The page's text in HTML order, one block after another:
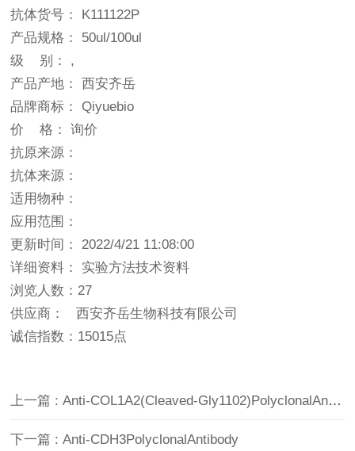
抗体货号： K111122P
产品规格： 50ul/100ul
级 别： ,
产品产地： 西安齐岳
品牌商标： Qiyuebio
价 格： 询价
抗原来源：
抗体来源：
适用物种：
应用范围：
更新时间： 2022/4/21 11:08:00
详细资料： 实验方法技术资料
浏览人数：27
供应商： 西安齐岳生物科技有限公司
诚信指数： 15015点
上一篇 : Anti-COL1A2(Cleaved-Gly1102)PolyclonalAntibody
下一篇 : Anti-CDH3PolyclonalAntibody